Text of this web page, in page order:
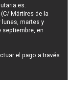
.
Mártires de la
lunes, martes y
septiembre, en
el pago a través